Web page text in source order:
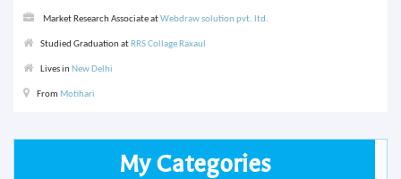
Market Research Associate atWebdraw solution pvt. ltd.
Studied Graduation at RRS Collage Raxaul
Lives in New Delhi
From Motihari
My Categories